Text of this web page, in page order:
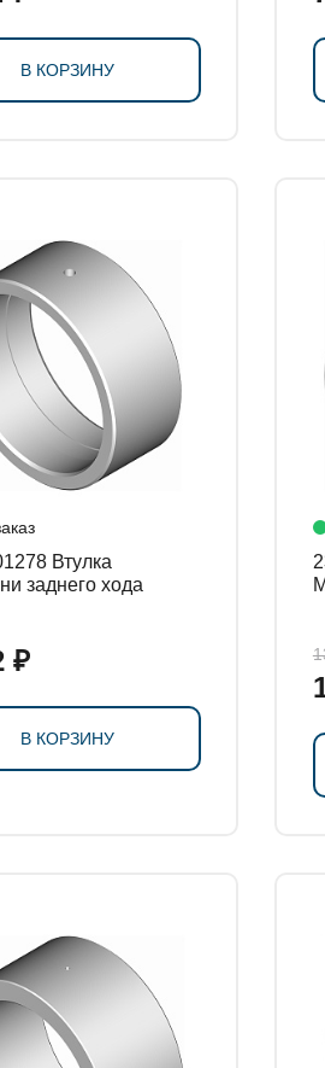
В КОРЗИНУ
Втулка
заднего хода
₽
В КОРЗИНУ